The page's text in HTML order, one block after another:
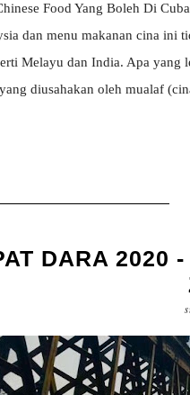
Food Yang Boleh Di
dan menu makanan cina ini
Melayu dan India. Apa yang
yang diusahakan oleh mualaf
DARA 2020